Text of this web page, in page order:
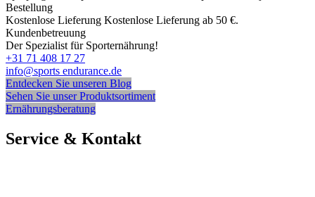
kann
auf
der
Produktseite
ausgewählt
werden
Bestellung
Kostenlose Lieferung Kostenlose Lieferung ab 50 €.
Kundenbetreuung
Der Spezialist für Sporternährung!
+31 71 408 17 27
info@sports endurance.de
Entdecken Sie unseren Blog
Sehen Sie unser Produktsortiment
Ernährungsberatung
Service & Kontakt